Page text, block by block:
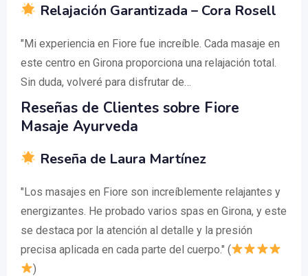
Relajación Garantizada – Cora Rosell
"Mi experiencia en Fiore fue increíble. Cada masaje en
este centro en Girona proporciona una relajación total.
Sin duda, volveré para disfrutar de…
Reseñas de Clientes sobre Fiore
Masaje Ayurveda
Reseña de Laura Martínez
"Los masajes en Fiore son increíblemente relajantes y
energizantes. He probado varios spas en Girona, y este
se destaca por la atención al detalle y la presión
precisa aplicada en cada parte del cuerpo." (
)